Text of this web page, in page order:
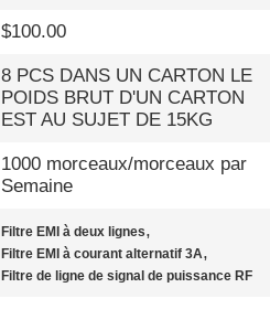
$100.00
8 PCS DANS UN CARTON LE
POIDS BRUT D'UN CARTON
EST AU SUJET DE 15KG
1000 morceaux/morceaux par
Semaine
Filtre EMI à deux lignes,
Filtre EMI à courant alternatif 3A,
Filtre de ligne de signal de puissance RF